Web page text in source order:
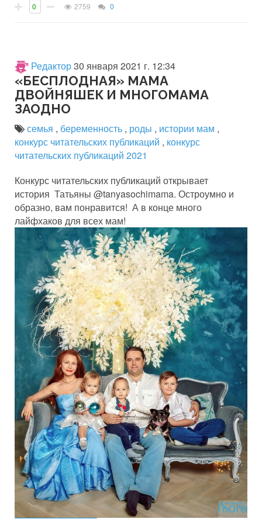
0 2759 0
Редактор30 января 2021 г. 12:34
«БЕСПЛОДНАЯ» МАМА
ДВОЙНЯШЕК И МНОГОМАМА
ЗАОДНО
семья , беременность , роды , истории мам ,
конкурс читательских публикаций , конкурс
читательских публикаций 2021
Конкурс читательских публикаций открывает
история Татьяны @tanyasochimama. Остроумно и
образно, вам понравится! А в конце много
лайфхаков для всех мам!